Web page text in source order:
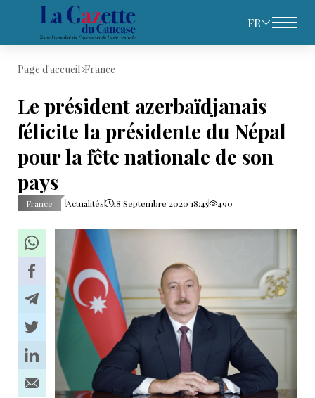
FR
Page d'accueil France
Le président azerbaïdjanais
félicite la présidente du Népal
pour la fête nationale de son
pays
France Actualités 18 Septembre 2020 18:45 490